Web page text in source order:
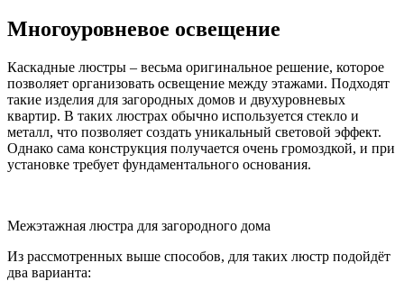
Многоуровневое освещение
Каскадные люстры – весьма оригинальное решение, которое
позволяет организовать освещение между этажами. Подходят
такие изделия для загородных домов и двухуровневых
квартир. В таких люстрах обычно используется стекло и
металл, что позволяет создать уникальный световой эффект.
Однако сама конструкция получается очень громоздкой, и при
установке требует фундаментального основания.
Межэтажная люстра для загородного дома
Из рассмотренных выше способов, для таких люстр подойдёт
два варианта: